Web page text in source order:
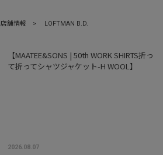
店舗情報 > LOFTMAN B.D.
【MAATEE&SONS | 50th WORK SHIRTS折っ
て折ってシャツジャケット-H WOOL】
2026.08.07